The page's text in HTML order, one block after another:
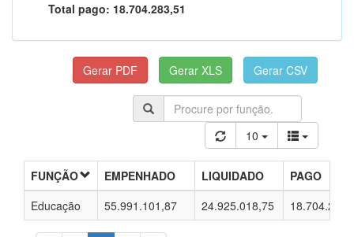
Total pago: 18.704.283,51
10
FUNÇÃO EMPENHADO LIQUIDADO
PAGO
Educação
55.991.101,87 24.925.018,75